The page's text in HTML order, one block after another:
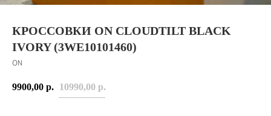
КРОССОВКИ ON CLOUDTILT BLACK
IVORY (3WE10101460)
ON
9900,00 р. 10990,00 р.